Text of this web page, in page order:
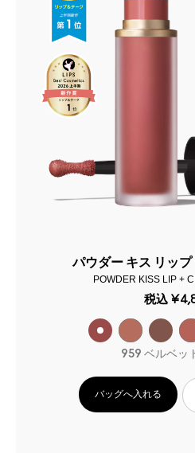
パウダー キス リッ
POWDER KISS LIP +
税込
959 ベルベッ
バッグへ入れる